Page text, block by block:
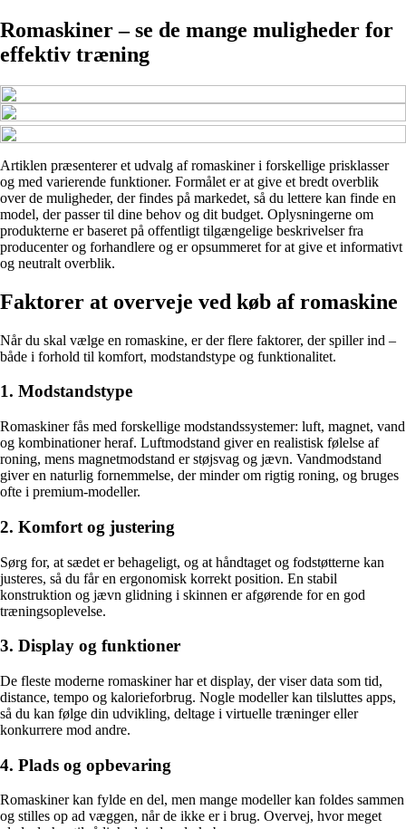
Romaskiner – se de mange muligheder for
effektiv træning
Artiklen præsenterer et udvalg af romaskiner i forskellige prisklasser
og med varierende funktioner. Formålet er at give et bredt overblik
over de muligheder, der findes på markedet, så du lettere kan finde en
model, der passer til dine behov og dit budget. Oplysningerne om
produkterne er baseret på offentligt tilgængelige beskrivelser fra
producenter og forhandlere og er opsummeret for at give et informativt
og neutralt overblik.
Faktorer at overveje ved køb af romaskine
Når du skal vælge en romaskine, er der flere faktorer, der spiller ind –
både i forhold til komfort, modstandstype og funktionalitet.
1. Modstandstype
Romaskiner fås med forskellige modstandssystemer: luft, magnet, vand
og kombinationer heraf. Luftmodstand giver en realistisk følelse af
roning, mens magnetmodstand er støjsvag og jævn. Vandmodstand
giver en naturlig fornemmelse, der minder om rigtig roning, og bruges
ofte i premium-modeller.
2. Komfort og justering
Sørg for, at sædet er behageligt, og at håndtaget og fodstøtterne kan
justeres, så du får en ergonomisk korrekt position. En stabil
konstruktion og jævn glidning i skinnen er afgørende for en god
træningsoplevelse.
3. Display og funktioner
De fleste moderne romaskiner har et display, der viser data som tid,
distance, tempo og kalorieforbrug. Nogle modeller kan tilsluttes apps,
så du kan følge din udvikling, deltage i virtuelle træninger eller
konkurrere mod andre.
4. Plads og opbevaring
Romaskiner kan fylde en del, men mange modeller kan foldes sammen
og stilles op ad væggen, når de ikke er i brug. Overvej, hvor meget